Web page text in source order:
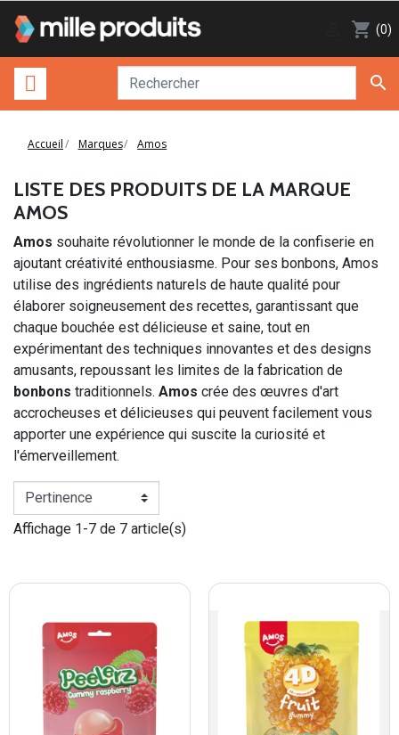
shopping_cart (0)

Accueil Marques Amos
LISTE DES PRODUITS DE LA MARQUE
AMOS
Amos souhaite révolutionner le monde de la confiserie en
ajoutant créativité enthousiasme. Pour ses bonbons, Amos
utilise des ingrédients naturels de haute qualité pour
élaborer soigneusement des recettes, garantissant que
chaque bouchée est délicieuse et saine, tout en
expérimentant des techniques innovantes et des designs
amusants, repoussant les limites de la fabrication de
bonbons traditionnels. Amos crée des œuvres d'art
accrocheuses et délicieuses qui peuvent facilement vous
apporter une expérience qui suscite la curiosité et
l'émerveillement.
Affichage 1-7 de 7 article(s)